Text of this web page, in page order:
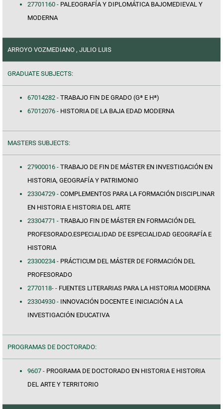
27701160 - PALEOGRAFÍA Y DIPLOMÁTICA BAJOMEDIEVAL Y
MODERNA
ARROYO VOZMEDIANO , JULIO LUIS
GRADUATE SUBJECTS:
67014282 - TRABAJO FIN DE GRADO (Gª E Hª)
67012076 - HISTORIA DE LA BAJA EDAD MODERNA
MASTERS SUBJECTS:
27900016 - TRABAJO DE FIN DE MÁSTER EN INVESTIGACIÓN EN
HISTORIA, GEOGRAFÍA Y PATRIMONIO
23304729 - COMPLEMENTOS PARA LA FORMACIÓN DISCIPLINAR
EN HISTORIA E HISTORIA DEL ARTE
23304771 - TRABAJO FIN DE MÁSTER EN FORMACIÓN DEL
PROFESORADO.ESPECIALIDAD DE ESPECIALIDAD GEOGRAFÍA E
HISTORIA
23300234 - PRÁCTICUM DEL MÁSTER DE FORMACIÓN DEL
PROFESORADO
2770118- - FUENTES LITERARIAS PARA LA HISTORIA MODERNA
23304930 - INNOVACIÓN DOCENTE E INICIACIÓN A LA
INVESTIGACIÓN EDUCATIVA
PROGRAMAS DE DOCTORADO:
9607 - PROGRAMA DE DOCTORADO EN HISTORIA E HISTORIA
DEL ARTE Y TERRITORIO